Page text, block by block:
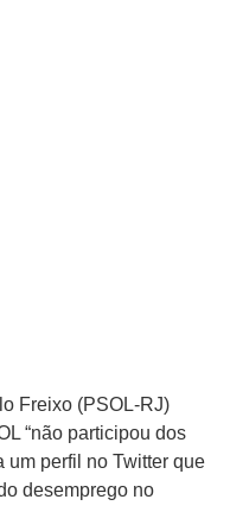
Freixo (PSOL-RJ)
“não participou dos
um perfil no Twitter que
desemprego no